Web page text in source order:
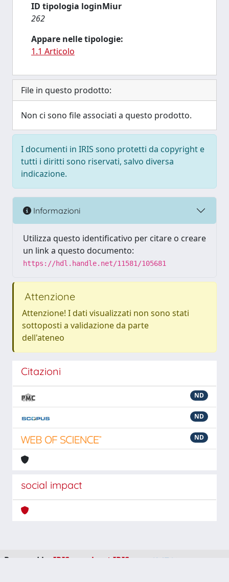
ID tipologia loginMiur
262
Appare nelle tipologie:
1.1 Articolo
File in questo prodotto:
Non ci sono file associati a questo prodotto.
I documenti in IRIS sono protetti da copyright e
tutti i diritti sono riservati, salvo diversa
indicazione.
Informazioni
Utilizza questo identificativo per citare o creare
un link a questo documento:
https://hdl.handle.net/11581/105681
Attenzione
Attenzione! I dati visualizzati non sono stati
sottoposti a validazione da parte
dell'ateneo
Citazioni
ND
ND
ND
social impact
Powered by IRIS about IRIS